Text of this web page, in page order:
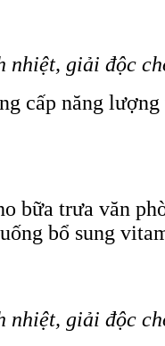
nhiệt, giải độc
cấp năng
bữa trưa văn
bổ sung
nhiệt, giải độc